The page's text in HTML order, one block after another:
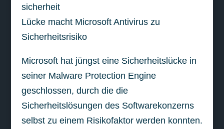
sicherheit
Lücke macht Microsoft Antivirus zu
Sicherheitsrisiko
Microsoft hat jüngst eine Sicherheitslücke in
seiner Malware Protection Engine
geschlossen, durch die die
Sicherheitslösungen des Softwarekonzerns
selbst zu einem Risikofaktor werden konnten.